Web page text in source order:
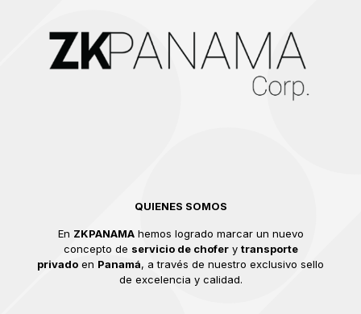
QUIENES SOMOS
En ZKPANAMAhemos logrado marcar un nuevo
concepto de servicio de chofery transporte
privado en Panamá, a través de nuestro exclusivo sello
de excelencia y calidad.